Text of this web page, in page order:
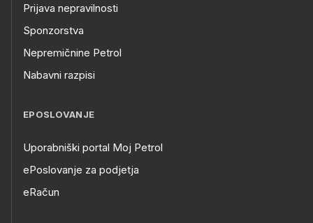
Prijava nepravilnosti
Sponzorstva
Nepremičnine Petrol
Nabavni razpisi
EPOSLOVANJE
Uporabniški portal Moj Petrol
ePoslovanje za podjetja
eRačun